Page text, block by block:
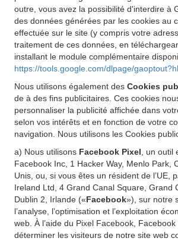
outre, vous avez la possibilité d'interdire à
des données générées par les cookies au
effectuée sur le site (y compris votre
traitement de ces données, en
installant le module complémentaire
https://tools.google.com/dlpage/
Nous utilisons également des Cookies
de à des fins publicitaires. Ces cookies
personnaliser la publicité affichée dans
selon vos intérêts et en fonction de votre
navigation. Nous utilisons les Cookies
a) Nous utilisons Facebook Pixel , un
Facebook Inc, 1 Hacker Way, Menlo Park,
Unis, ou, si vous êtes un résident de l’UE,
Ireland Ltd, 4 Grand Canal Square, Grand
Dublin 2, Irlande («Facebook»), sur notre
l’analyse, l’optimisation et l’exploitation
web. À l’aide du Pixel Facebook,
déterminer les visiteurs de notre site web